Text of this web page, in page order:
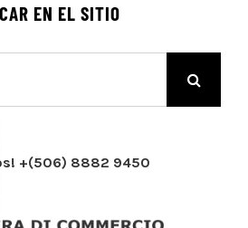
EN EL SITIO
+(506) 8882 9450